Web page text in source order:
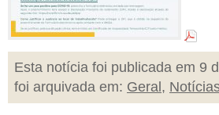
Esta notícia foi publicada em 9
foi arquivada em: Geral ,